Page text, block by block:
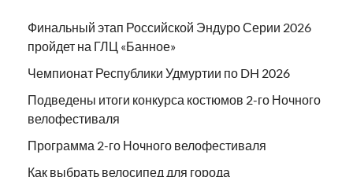
Финальный этап Российской Эндуро Серии 2026
пройдет на ГЛЦ «Банное»
Чемпионат Республики Удмуртии по DH 2026
Подведены итоги конкурса костюмов 2-го Ночного
велофестиваля
Программа 2-го Ночного велофестиваля
Как выбрать велосипед для города